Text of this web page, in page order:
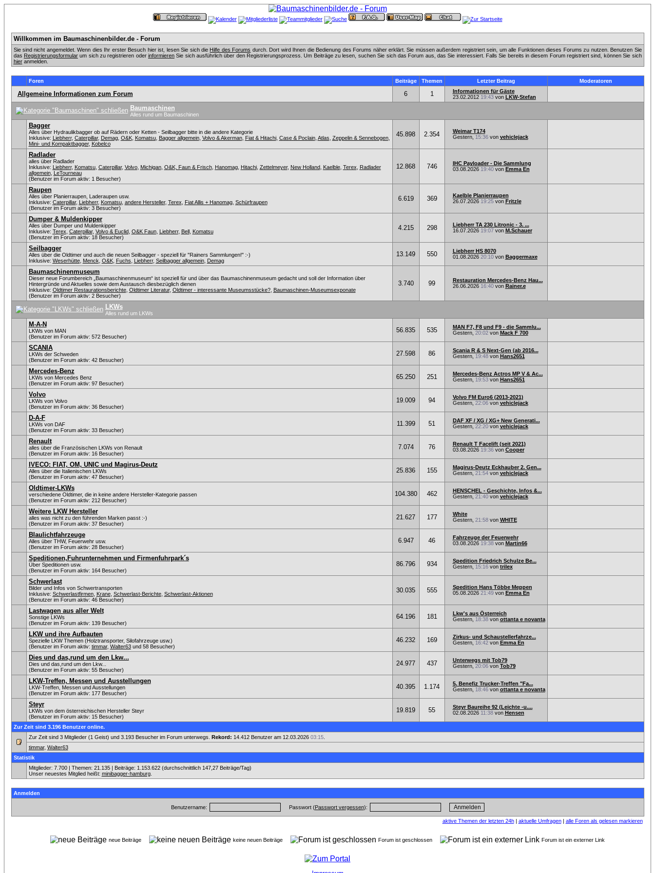
Willkommen im Baumaschinenbilder.de - Forum
Sie sind nicht angemeldet. Wenn dies Ihr erster Besuch hier ist, lesen Sie sich die Hilfe des Forums durch. Dort wird Ihnen die Bedienung des Forums näher erklärt. Sie müssen außerdem registriert sein, um alle Funktionen dieses Forums zu nutzen. Benutzen Sie
das Registrierungsformularum sich zu registrieren oder informierenSie sich ausführlich über den Registrierungsprozess. Um Beiträge zu lesen, suchen Sie sich das Forum aus, das Sie interessiert. Falls Sie bereits in diesem Forum registriert sind, können Sie sich
hieranmelden.
Foren Beiträge Themen Letzter Beitrag Moderatoren
Allgemeine Informationen zum Forum 6 1
Informationen für Gäste
23.02.2012 19:43von LKW-Stefan
Baumaschinen
Alles rund um Baumaschinen
Bagger
Alles über Hydraulikbagger ob auf Rädern oder Ketten - Seilbagger bitte in die andere Kategorie
Inklusive: Liebherr, Caterpillar, Demag, O&K, Komatsu, Bagger allgemein, Volvo & Akerman, Fiat & Hitachi, Case & Poclain, Atlas Zeppelin & Sennebogen,
Mini- und Kompaktbagger, Kobelco
45.898 2.354
Weimar T174
Gestern, 15:36von vehiclejack
Radlader
alles über Radlader
Inklusive: Liebherr, Komatsu, Caterpillar, Volvo, Michigan, O&K, Faun & Frisch, Hanomag, Hitachi, Zettelmeyer, New Holland, Kaelble, Terex
Radlader
allgemein, LeTourneau
(Benutzer im Forum aktiv: 1 Besucher)
12.868 746
IHC Payloader - Die Sammlung
03.08.2026 19:40von Emma En
Raupen
Alles über Planierraupen, Laderaupen usw.
Inklusive: Caterpillar, Liebherr, Komatsu, andere Hersteller, Terex Fiat Allis + Hanomag, Schürfraupen
(Benutzer im Forum aktiv: 3 Besucher)
6.619 369
Kaelble Planierraupen
26.07.2026 19:25von Fritzle
Dumper & Muldenkipper
Alles über Dumper und Muldenkipper
Inklusive: Terex Caterpillar, Volvo & Euclid, O&K Faun, Liebherr, Bell, Komatsu
(Benutzer im Forum aktiv: 18 Besucher)
4.215 298
Liebherr TA 230 Litronic - 3. ...
16.07.2026 19:07von M.Schauer
Seilbagger
Alles über die Oldtimer und auch die neuen Seilbagger - speziell für "Rainers Sammlungen!" :-)
Inklusive: Weserhütte, Menck O&K, Fuchs Liebherr, Seilbagger allgemein, Demag
13.149 550
Liebherr HS 8070
01.08.2026 20:10von Baggermaxe
Baumaschinenmuseum
Dieser neue Forumbereich „Baumaschinenmuseum“ ist speziell für und über das Baumaschinenmuseum gedacht und soll der Information über
Hintergründe und Aktuelles sowie dem Austausch diesbezüglich dienen
Inklusive: Oldtimer Restaurationsberichte, Oldtimer Literatur, Oldtimer - interessante Museumsstücke?, Baumaschinen-Museumsexponate
(Benutzer im Forum aktiv: 2 Besucher)
3.740 99
Restauration Mercedes-Benz Hau...
26.06.2026 16:40von Rainer.e
LKWs
Alles rund um LKWs
M-A-N
LKWs von MAN
(Benutzer im Forum aktiv: 572 Besucher)
56.835 535
MAN F7, F8 und F9 - die Sammlu...
Gestern, 20:02von Mack F 700
SCANIA
LKWs der Schweden
(Benutzer im Forum aktiv: 42 Besucher)
27.598 86
Scania R & S Next-Gen (ab 2016...
Gestern, 19:48von Hans2651
Mercedes-Benz
LKWs von Mercedes Benz
(Benutzer im Forum aktiv: 97 Besucher)
65.250 251
Mercedes-Benz Actros MP V & Ac...
Gestern, 19:53von Hans2651
Volvo
LKWs von Volvo
(Benutzer im Forum aktiv: 36 Besucher)
19.009 94
Volvo FM Euro6 (2013-2021)
Gestern, 22:06von vehiclejack
D-A-F
LKWs von DAF
(Benutzer im Forum aktiv: 33 Besucher)
11.399 51
DAF XF / XG / XG+ New Generati...
Gestern, 22:20von vehiclejack
Renault
alles über die Französischen LKWs von Renault
(Benutzer im Forum aktiv: 16 Besucher)
7.074 76
Renault T Facelift (seit 2021)
03.08.2026 19:36von Cooper
IVECO: FIAT, OM, UNIC und Magirus-Deutz
Alles über die Italienischen LKWs
(Benutzer im Forum aktiv: 47 Besucher)
25.836 155
Magirus-Deutz Eckhauber 2. Gen...
Gestern, 21:54von vehiclejack
Oldtimer-LKWs
verschiedene Oldtimer, die in keine andere Hersteller-Kategorie passen
(Benutzer im Forum aktiv: 212 Besucher)
104.380 462
HENSCHEL - Geschichte, Infos &...
Gestern, 21:40von vehiclejack
Weitere LKW Hersteller
alles was nicht zu den führenden Marken passt :-)
(Benutzer im Forum aktiv: 37 Besucher)
21.627 177
White
Gestern, 21:58von WHITE
Blaulichtfahrzeuge
Alles über THW, Feuerwehr usw.
(Benutzer im Forum aktiv: 28 Besucher)
6.947 46
Fahrzeuge der Feuerwehr
03.08.2026 19:38von Martin66
Speditionen,Fuhrunternehmen und Firmenfuhrpark´s
Über Speditionen usw.
(Benutzer im Forum aktiv: 164 Besucher)
86.796 934
Spedition Friedrich Schulze Be...
Gestern, 15:16von trilex
Schwerlast
Bilder und Infos von Schwertransporten
Inklusive: Schwerlastfirmen, Krane, Schwerlast-Berichte, Schwerlast-Aktionen
(Benutzer im Forum aktiv: 46 Besucher)
30.035 555
Spedition Hans Többe Meppen
05.08.2026 21:49von Emma En
Lastwagen aus aller Welt
Sonstige LKWs
(Benutzer im Forum aktiv: 139 Besucher)
64.196 181
Lkw's aus Österreich
Gestern, 18:38von ottanta e novanta
LKW und ihre Aufbauten
Spezielle LKW Themen (Holztransporter, Silofahrzeuge usw.)
(Benutzer im Forum aktiv: timmar, Walter63und 58 Besucher)
46.232 169
Zirkus- und Schaustellerfahrze...
Gestern, 16:42von Emma En
Dies und das,rund um den Lkw...
Dies und das,rund um den Lkw...
(Benutzer im Forum aktiv: 55 Besucher)
24.977 437
Unterwegs mit Tob79
Gestern, 20:06von Tob79
LKW-Treffen, Messen und Ausstellungen
LKW-Treffen, Messen und Ausstellungen
(Benutzer im Forum aktiv: 177 Besucher)
40.395 1.174
5. Benefiz Trucker-Treffen "Fa...
Gestern, 18:46von ottanta e novanta
Steyr
LKWs von dem österreichischen Hersteller Steyr
(Benutzer im Forum aktiv: 15 Besucher)
19.819 55
Steyr Baureihe 92 (Leichte -u....
02.08.2026 11:38von Hensen
Zur Zeit sind 3.196 Benutzer online.
Zur Zeit sind 3 Mitglieder (1 Geist) und 3.193 Besucher im Forum unterwegs. Rekord: 14.412 Benutzer am 12.03.2026 03:15.
timmar, Walter63
Statistik
Mitglieder: 7.700 | Themen: 21.135 | Beiträge: 1.153.622 (durchschnittlich 147,27 Beiträge/Tag)
Unser neuestes Mitglied heißt: minibagger-hamburg.
Anmelden
Benutzername: Passwort (Passwort vergessen):
aktive Themen der letzten 24h| aktuelle Umfragen| alle Foren als gelesen markieren
neue Beiträge keine neuen Beiträge Forum ist geschlossen Forum ist ein externer Link